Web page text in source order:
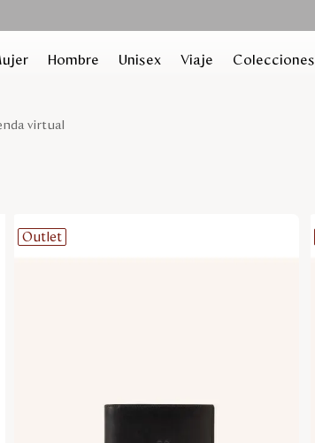
Hombre Unisex Viaje Colecciones
virtual
Outlet